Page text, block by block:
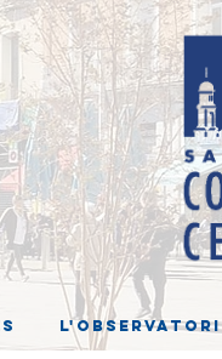
L'Observatori